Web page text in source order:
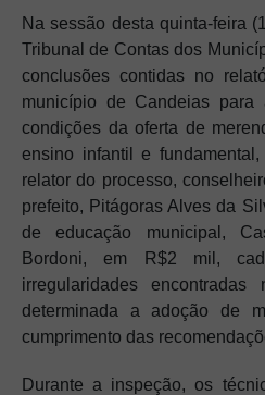
Na sessão desta quinta-feira
Tribunal de Contas dos
conclusões contidas no
município de Candeias para
condições da oferta de
ensino infantil e
relator do processo,
prefeito, Pitágoras Alves da
de educação municipal,
Bordoni, em R$2 mil,
irregularidades
determinada a adoção de
cumprimento das
Durante a inspeção, os